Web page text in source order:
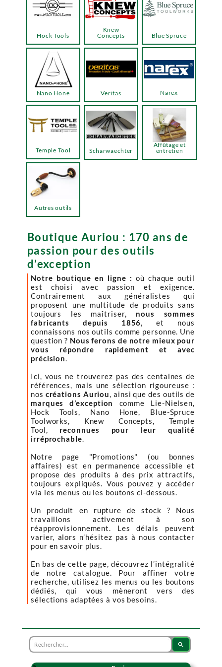
Boutique Auriou : 170 ans de
passion pour des outils
d’exception
Notre boutique en ligne : où chaque outil
est choisi avec passion et exigence.
Contrairement aux généralistes qui
proposent une multitude de produits sans
toujours les maîtriser, nous sommes
fabricants depuis 1856, et nous
connaissons nos outils comme personne. Une
question ? Nous ferons de notre mieux pour
vous répondre rapidement et avec
précision.
Ici, vous ne trouverez pas des centaines de
références, mais une sélection rigoureuse :
nos créations Auriou, ainsi que des outils de
marques d’exception
comme Lie-Nielsen,
Hock Tools, Nano Hone, Blue-Spruce
Toolworks, Knew Concepts, Temple
Tool, reconnues pour leur qualité
irréprochable.
Notre page "Promotions" (ou bonnes
affaires) est en permanence accessible et
propose des produits à des prix attractifs,
toujours expliqués. Vous pouvez y accéder
via les menus ou les boutons ci-dessous.
Un produit en rupture de stock ? Nous
travaillons activement à son
réapprovisionnement. Les délais peuvent
varier, alors n’hésitez pas à nous contacter
pour en savoir plus.
En bas de cette page, découvrez l’intégralité
de notre catalogue. Pour affiner votre
recherche, utilisez les menus ou les boutons
dédiés, qui vous mèneront vers des
sélections adaptées à vos besoins.
Hock Tools
Knew
Concepts
Temple Tool
Blue Spruce
Narex
Veritas
Nano Hone
Autres outils
Scharwaechter
Affûtage et
entretien
search